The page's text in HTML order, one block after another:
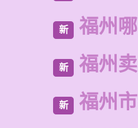
新 福州
新 福州
新 福州